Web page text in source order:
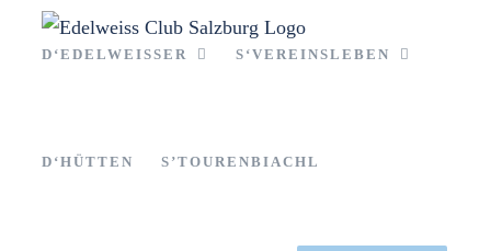
InhaltD‘EDELWEISSER S‘VEREINSLEBEN
D‘HÜTTEN S’TOURENBIACHL